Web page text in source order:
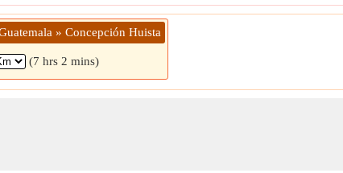
» Concepción Huista
(7 hrs 2 mins)